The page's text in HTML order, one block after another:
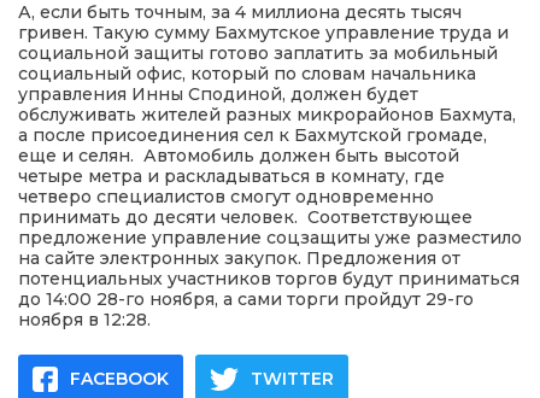
політика
місія
А, если быть точным, за 4 миллиона десять тысяч
гривен. Такую сумму Бахмутское управление труда и
социальной защиты готово заплатить за мобильный
социальный офис, который по словам начальника
управления Инны Сподиной, должен будет
обслуживать жителей разных микрорайонов Бахмута,
а после присоединения сел к Бахмутской громаде,
еще и селян. Автомобиль должен быть высотой
четыре метра и раскладываться в комнату, где
четверо специалистов смогут одновременно
принимать до десяти человек. Соответствующее
предложение управление соцзащиты уже разместило
на сайте электронных закупок. Предложения от
потенциальных участников торгов будут приниматься
до 14:00 28-го ноября, а сами торги пройдут 29-го
ноября в 12:28.
FACEBOOK TWITTER